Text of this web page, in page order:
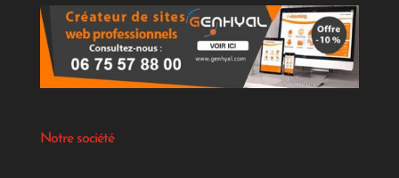
Notre société